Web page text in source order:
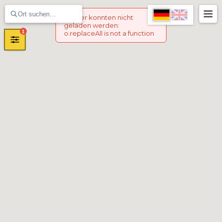
Marker konnten nicht
geladen werden:
o.replaceAll is not a function
1